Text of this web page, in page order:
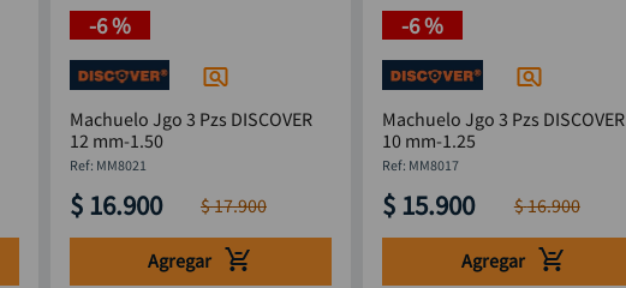
-6 %
Machuelo Jgo 3 Pzs DISCOVER
12 mm-1.50
: MM8021
$ 16.900 $17.900
Agregar
-6 %
Machuelo Jgo 3 Pzs DISCOVER
10 mm-1.25
: MM8017
$ 15.900 $16.900
Agregar